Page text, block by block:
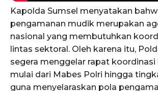
Kapolda Sumsel menyatakan
pengamanan mudik merupakan
nasional yang membutuhkan
lintas sektoral. Oleh karena itu,
segera menggelar rapat koordinasi
mulai dari Mabes Polri hingga
guna menyelaraskan pola